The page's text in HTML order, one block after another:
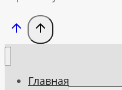
Главная